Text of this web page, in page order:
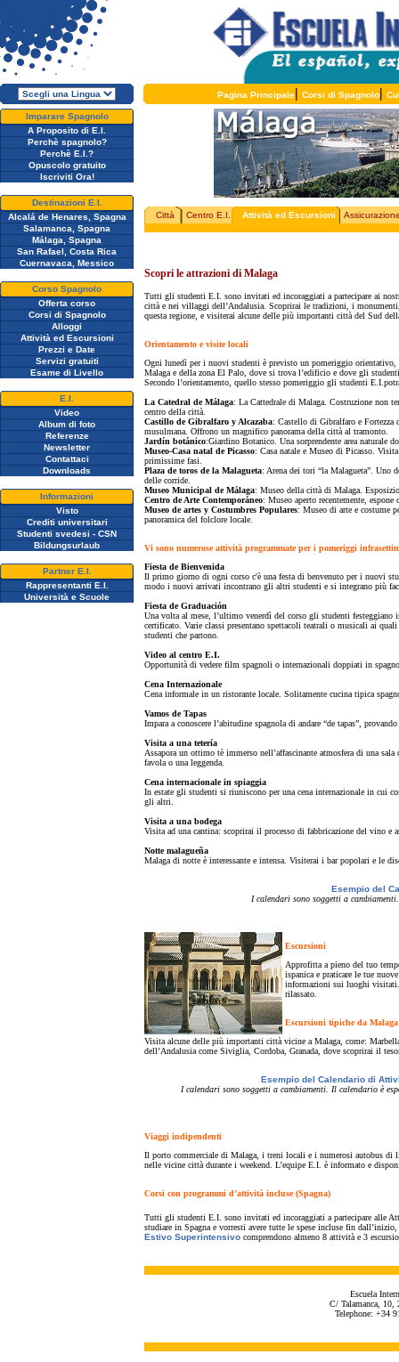
Pagina Principale| Corsi di Spagnolo|
Imparare Spagnolo
A Proposito di E.I.
Perchè spagnolo?
Perchè E.I.?
Opuscolo gratuito
Iscriviti Ora!
Destinazioni E.I.
Alcalá de Henares, Spagna
Salamanca, Spagna
Málaga, Spagna
San Rafael, Costa Rica
Cuernavaca, Messico
Corso Spagnolo
Offerta corso
Corsi di Spagnolo
Alloggi
Attività ed Escursioni
Prezzi e Date
Servizi gratuiti
Esame di Livello
E.I.
Video
Album di foto
Referenze
Newsletter
Contattaci
Downloads
Informazioni
Visto
Crediti universitari
Studenti svedesi - CSN
Bildungsurlaub
Partner E.I.
Rappresentanti E.I.
Università e Scuole
Città Centro E.I. Attività ed Escursioni
Scopri le attrazioni di Malaga
Tutti gli studenti E.I. sono invitati ed incoraggiati a partecipare ai
città e nei villaggi dell’Andalusia. Scoprirai le tradizioni, i
questa regione, e visiterai alcune delle più importanti città del Sud
Orientamento e visite locali
Ogni lunedì per i nuovi studenti è previsto un pomeriggio
Malaga e della zona El Palo, dove si trova l’edificio e dove gli
Secondo l’orientamento, quello stesso pomeriggio gli studenti
La Catedral de Málaga: La Cattedrale di Malaga. Costruzione non
centro della città.
Castillo de Gibralfaro y Alcazaba: Castello di Gibralfaro e Fortezza
musulmana. Offrono un magnifico panorama della città al tramonto.
Jardín botánico:Giardino Botanico. Una sorprendente area
Museo-Casa natal de Picasso: Casa natale e Museo di Picasso.
primissime fasi.
Plaza de toros de la Malagueta: Arena dei tori “la Malagueta”. Uno
delle corride.
Museo Municipal de Málaga: Museo della città di Malaga.
Centro de Arte Contemporáneo: Museo aperto recentemente,
Museo de artes y Costumbres Populares: Museo di arte e costume
panoramica del folclore locale.
Vi sono numerose attività programmate per i pomeriggi
Fiesta de Bienvenida
Il primo giorno di ogni corso c'è una festa di benvenuto per i nuovi
modo i nuovi arrivati incontrano gli altri studenti e si integrano più
Fiesta de Graduación
Una volta al mese, l’ultimo venerdì del corso gli studenti
certificato. Varie classi presentano spettacoli teatrali o musicali ai
studenti che partono.
Video al centro E.I.
Opportunità di vedere film spagnoli o internazionali doppiati in
Cena Internazionale
Cena informale in un ristorante locale. Solitamente cucina tipica
Vamos de Tapas
Impara a conoscere l’abitudine spagnola di andare “de tapas”,
Visita a una tetería
Assapora un ottimo tè immerso nell’affascinante atmosfera di una
favola o una leggenda.
Cena internacionale in spiaggia
In estate gli studenti si riuniscono per una cena internazionale in
gli altri.
Visita a una bodega
Visita ad una cantina: scoprirai il processo di fabbricazione del vino e
Notte malagueña
Malaga di notte è interessante e intensa. Visiterai i bar popolari e le
Esempio del
I calendari sono soggetti a
Escursioni
Approfitta a pieno del tuo
ispanica e praticare le tue
informazioni sui luoghi visitati.
rilassato.
Escursioni tipiche da Malaga
Visita alcune delle più importanti città vicine a Malaga, come:
dell’Andalusia come Siviglia, Cordoba, Granada, dove scoprirai il
Esempio del Calendario di
I calendari sono soggetti a cambiamenti. Il calendario è
Viaggi indipendenti
Il porto commerciale di Malaga, i treni locali e i numerosi autobus di
nelle vicine città durante i weekend. L’equipe E.I. è informato e
Corsi con programmi d’attività incluse (Spagna)
Tutti gli studenti E.I. sono invitati ed incoraggiati a partecipare alle
studiare in Spagna e vorresti avere tutte le spese incluse fin
Estivo Superintensivo comprendono almeno 8 attività e 3
Escuela
C/ Talamanca, 10,
Telephone: +34